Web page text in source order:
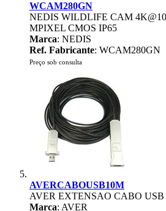
WCAM280GN
NEDIS WILDLIFE CAM
MPIXEL CMOS IP65
Marca: NEDIS
Ref. Fabricante: WCAM280GN
Preço sob consulta
AVERCABOUSB10M
AVER EXTENSAO CABO USB
Marca: AVER